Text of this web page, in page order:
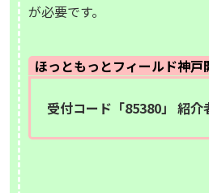
が必要です。
ほっともっとフィールド神戸
受付コード「85380」 紹介